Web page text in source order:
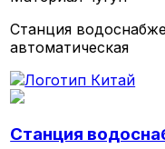
Станция
автоматическая
Станция